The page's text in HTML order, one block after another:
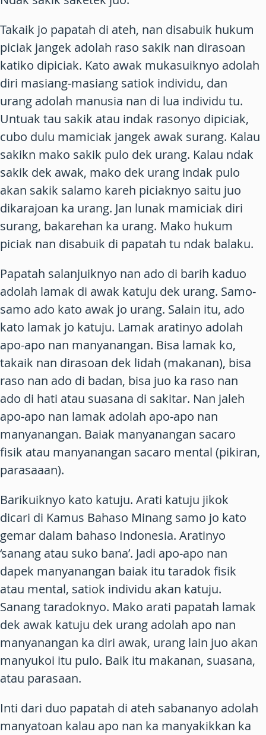
Takaik jo papatah di ateh, nan disabuik hukum
piciak jangek adolah raso sakik nan dirasoan
katiko dipiciak. Kato awak mukasuiknyo adolah
diri masiang-masiang satiok individu, dan
urang adolah manusia nan di lua individu tu.
Untuak tau sakik atau indak rasonyo dipiciak,
cubo dulu mamiciak jangek awak surang. Kalau
sakikn mako sakik pulo dek urang. Kalau ndak
sakik dek awak, mako dek urang indak pulo
akan sakik salamo kareh piciaknyo saitu juo
dikarajoan ka urang. Jan lunak mamiciak diri
surang, bakarehan ka urang. Mako hukum
piciak nan disabuik di papatah tu ndak balaku.
Papatah salanjuiknyo nan ado di barih kaduo
adolah lamak di awak katuju dek urang. Samo-
samo ado kato awak jo urang. Salain itu, ado
kato lamak jo katuju. Lamak aratinyo adolah
apo-apo nan manyanangan. Bisa lamak ko,
takaik nan dirasoan dek lidah (makanan), bisa
raso nan ado di badan, bisa juo ka raso nan
ado di hati atau suasana di sakitar. Nan jaleh
apo-apo nan lamak adolah apo-apo nan
manyanangan. Baiak manyanangan sacaro
fisik atau manyanangan sacaro mental (pikiran,
parasaaan).
Barikuiknyo kato katuju. Arati katuju jikok
dicari di Kamus Bahaso Minang samo jo kato
gemar dalam bahaso Indonesia. Aratinyo
‘sanang atau suko bana’. Jadi apo-apo nan
dapek manyanangan baiak itu taradok fisik
atau mental, satiok individu akan katuju.
Sanang taradoknyo. Mako arati papatah lamak
dek awak katuju dek urang adolah apo nan
manyanangan ka diri awak, urang lain juo akan
manyukoi itu pulo. Baik itu makanan, suasana,
atau parasaan.
Inti dari duo papatah di ateh sabananyo adolah
manyatoan kalau apo nan ka manyakikkan ka